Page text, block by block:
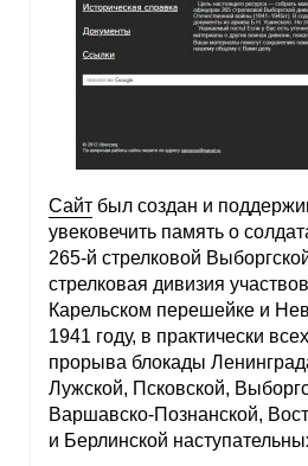
Обучение
Диссертационный совет
О совете
Материалы
Конкурсы и вакансии
Контакты
Сайт был создан и
увековечить память о
265-й стрелковой
стрелковая дивизия
Карельском перешейке и
1941 году, в практически
прорыва блокады
Лужской, Псковской,
Варшавско-Познанской,
и Берлинской